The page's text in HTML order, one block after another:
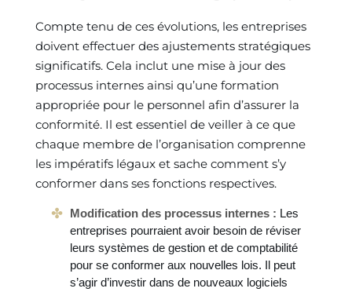
Compte tenu de ces évolutions, les entreprises
doivent effectuer des ajustements stratégiques
significatifs. Cela inclut une mise à jour des
processus internes ainsi qu’une formation
appropriée pour le personnel afin d’assurer la
conformité. Il est essentiel de veiller à ce que
chaque membre de l’organisation comprenne
les impératifs légaux et sache comment s’y
conformer dans ses fonctions respectives.
Modification des processus internes : Les
entreprises pourraient avoir besoin de réviser
leurs systèmes de gestion et de comptabilité
pour se conformer aux nouvelles lois. Il peut
s’agir d’investir dans de nouveaux logiciels